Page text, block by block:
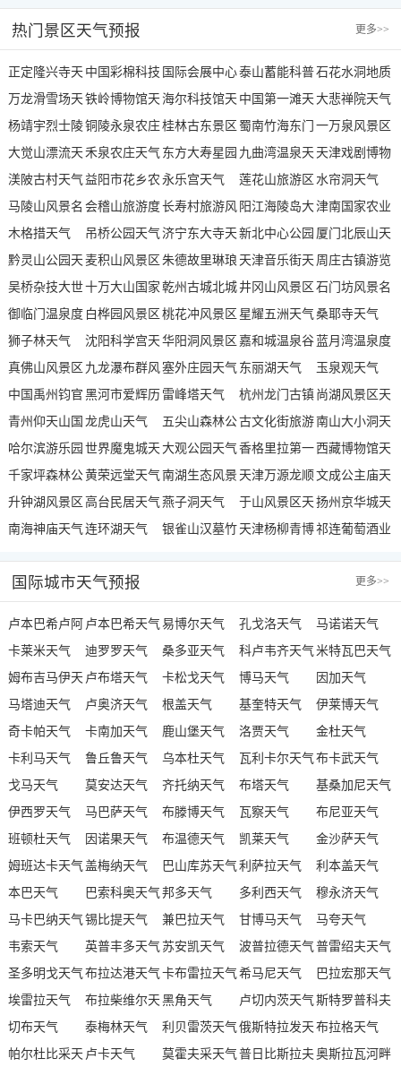
热门景区天气预报 更多>>
正定隆兴寺天
气
中国彩棉科技
园天气
国际会展中心
天气
泰山蓄能科普
水城天气
石花水洞地质
公园天气
万龙滑雪场天
气
铁岭博物馆天
气
海尔科技馆天
气
中国第一滩天
气
大悲禅院天气
杨靖宇烈士陵
园天气
铜陵永泉农庄
天气
桂林古东景区
天气
蜀南竹海东门
天气
一万泉风景区
天气
大觉山漂流天
气
禾泉农庄天气 东方大寿星园
天气
九曲湾温泉天
气
天津戏剧博物
馆天气
渼陂古村天气 益阳市花乡农
家乐景区天气
永乐宫天气
莲花山旅游区
天气
水帘洞天气
马陵山风景名
胜区天气
会稽山旅游度
假区天气
长寿村旅游风
景区天气
阳江海陵岛大
角湾风景名胜
区天气
津南国家农业
科技园区天气
木格措天气 吊桥公园天气 济宁东大寺天
气
新北中心公园
天气
厦门北辰山天
气
黔灵山公园天
气
麦积山风景区
天气
朱德故里琳琅
山景区天气
天津音乐街天
气
周庄古镇游览
区天气
吴桥杂技大世
界天气
十万大山国家
森林公园天气
乾州古城北城
门天气
井冈山风景区
天气
石门坊风景名
胜区天气
御临门温泉度
假村天气
白桦园风景区
天气
桃花冲风景区
天气
星耀五洲天气 桑耶寺天气
狮子林天气
沈阳科学宫天
气
华阳洞风景区
天气
嘉和城温泉谷
天气
蓝月湾温泉度
假邨天气
真佛山风景区
天气
九龙瀑布群风
景区天气
塞外庄园天气 东丽湖天气
玉泉观天气
中国禹州钧官
窑址博物馆天
气
黑河市爱辉历
史陈列馆天气
雷峰塔天气
杭州龙门古镇
天气
尚湖风景区天
气
青州仰天山国
家森林公园天
气
龙虎山天气
五尖山森林公
园天气
古文化街旅游
区南门天气
南山大小洞天
旅游区天气
哈尔滨游乐园
天气
世界魔鬼城天
气
大观公园天气 香格里拉第一
村印经院文化
旅游景区天气
西藏博物馆天
气
千家坪森林公
园天气
黄荣远堂天气 南湖生态风景
区天气
天津万源龙顺
度假庄园天气
文成公主庙天
气
升钟湖风景区
天气
高台民居天气 燕子洞天气
于山风景区天
气
扬州京华城天
气
南海神庙天气 连环湖天气
银雀山汉墓竹 天津杨柳青博祁连葡萄酒业
国际城市天气预报 更多>>
卢本巴希卢阿
诺天气
卢本巴希天气 易博尔天气 孔戈洛天气
马诺诺天气
卡莱米天气
迪罗罗天气 桑多亚天气 科卢韦齐天气 米特瓦巴天气
姆布吉马伊天
气
卢布塔天气 卡松戈天气 博马天气
因加天气
马塔迪天气
卢奥济天气 根盖天气 基奎特天气
伊莱博天气
奇卡帕天气
卡南加天气 鹿山堡天气 洛贾天气
金杜天气
卡利马天气
鲁丘鲁天气 乌本杜天气 瓦利卡尔天气 布卡武天气
戈马天气
莫安达天气 齐托纳天气 布塔天气
基桑加尼天气
伊西罗天气
马巴萨天气 布滕博天气 瓦察天气
布尼亚天气
班顿杜天气
因诺果天气 布温德天气 凯莱天气
金沙萨天气
姆班达卡天气 盖梅纳天气 巴山库苏天气 利萨拉天气
利本盖天气
本巴天气
巴索科奥天气 邦多天气 多利西天气
穆永济天气
马卡巴纳天气 锡比提天气 兼巴拉天气 甘博马天气
马夸天气
韦索天气
英普丰多天气 苏安凯天气 波普拉德天气 普雷绍夫天气
圣多明戈天气 布拉达港天气 卡布雷拉天气 希马尼天气
巴拉宏那天气
埃雷拉天气
布拉柴维尔天
气
黑角天气 卢切内茨天气 斯特罗普科夫
天气
切布天气 泰梅林天气 利贝雷茨天气 俄斯特拉发天
气
布拉格天气
帕尔杜比采天 卢卡天气 莫霍夫采天气 普日比斯拉夫 奥斯拉瓦河畔